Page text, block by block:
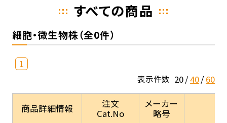
すべての商品
細胞・微生物株（全0件）
1
表示件数 20 40 60
商品詳細情報
注文
Cat.No
メーカー
略号